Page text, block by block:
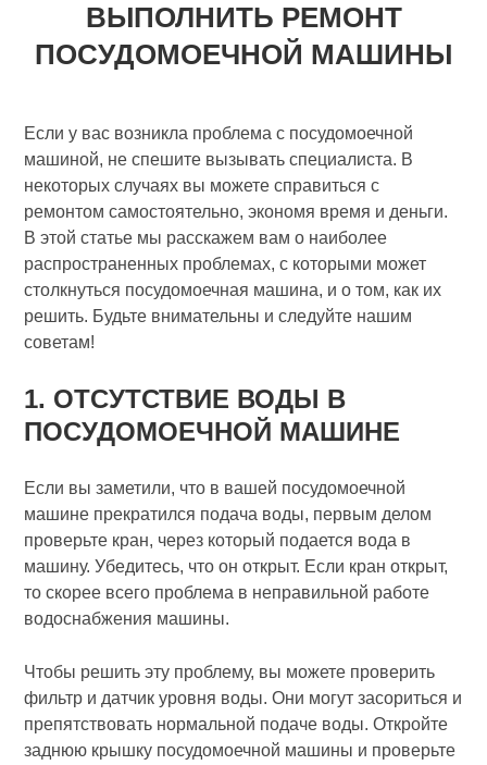
ВЫПОЛНИТЬ РЕМОНТ
ПОСУДОМОЕЧНОЙ МАШИНЫ
Если у вас возникла проблема с посудомоечной
машиной, не спешите вызывать специалиста. В
некоторых случаях вы можете справиться с
ремонтом самостоятельно, экономя время и деньги.
В этой статье мы расскажем вам о наиболее
распространенных проблемах, с которыми может
столкнуться посудомоечная машина, и о том, как их
решить. Будьте внимательны и следуйте нашим
советам!
1. ОТСУТСТВИЕ ВОДЫ В
ПОСУДОМОЕЧНОЙ МАШИНЕ
Если вы заметили, что в вашей посудомоечной
машине прекратился подача воды, первым делом
проверьте кран, через который подается вода в
машину. Убедитесь, что он открыт. Если кран открыт,
то скорее всего проблема в неправильной работе
водоснабжения машины.
Чтобы решить эту проблему, вы можете проверить
фильтр и датчик уровня воды. Они могут засориться и
препятствовать нормальной подаче воды. Откройте
заднюю крышку посудомоечной машины и проверьте